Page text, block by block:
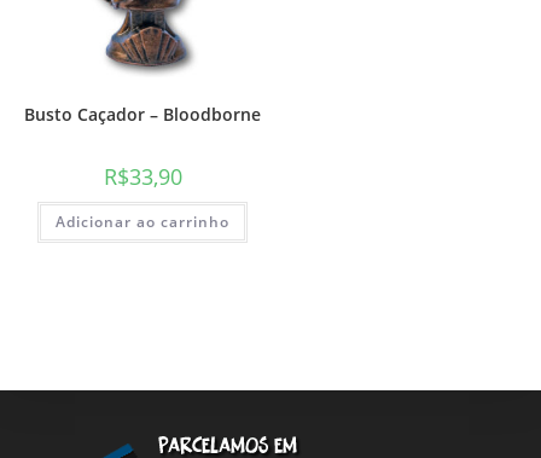
Busto Caçador – Bloodborne
R$33,90
Adicionar ao carrinho